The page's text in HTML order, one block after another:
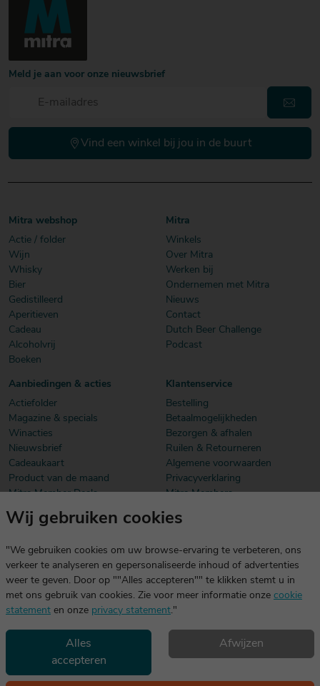
Meld je aan voor onze nieuwsbrief
Vind een winkel bij jou in de buurt
Mitra webshop
Actie / folder
Wijn
Whisky
Bier
Gedistilleerd
Aperitieven
Cadeau
Alcoholvrij
Boeken
Mitra
Winkels
Over Mitra
Werken bij
Ondernemen met Mitra
Nieuws
Contact
Dutch Beer Challenge
Podcast
Aanbiedingen & acties
Actiefolder
Magazine & specials
Winacties
Nieuwsbrief
Cadeaukaart
Product van de maand
Mitra Member Deals
Klantenservice
Bestelling
Betaalmogelijkheden
Bezorgen & afhalen
Ruilen & Retourneren
Algemene voorwaarden
Privacyverklaring
Mitra Members
Download onze app
dezelfde gegevens die je voor mitra.nl gebruikt.
Geniet, maar drink met mate. Geen 18 geen alcohol
©2026 Mitra -Disclaimerencopyright- Verantwoord
Wij gebruiken cookies
"We gebruiken cookies om uw browse-ervaring te verbeteren, ons
verkeer te analyseren en gepersonaliseerde inhoud of advertenties
weer te geven. Door op ""Alles accepteren"" te klikken stemt u in
met ons gebruik van cookies. Zie voor meer informatie onze cookie
statement en onze privacy statement."
Alles
accepteren
Afwijzen